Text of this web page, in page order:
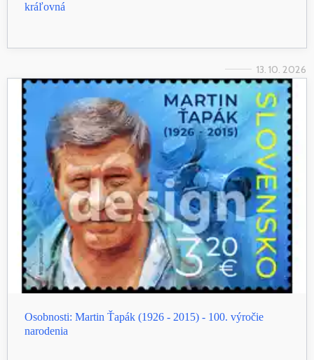
kráľovná
13. 10. 2026
Osobnosti: Martin Ťapák (1926 - 2015) - 100. výročie
narodenia